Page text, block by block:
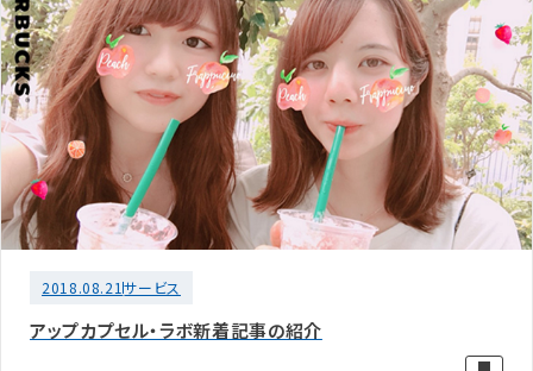
2018.08.21サービス
アップカプセル・ラボ新着記事の紹介